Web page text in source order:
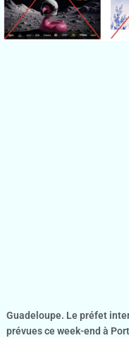
Guadeloupe. Le préfet
prévues ce week-end à